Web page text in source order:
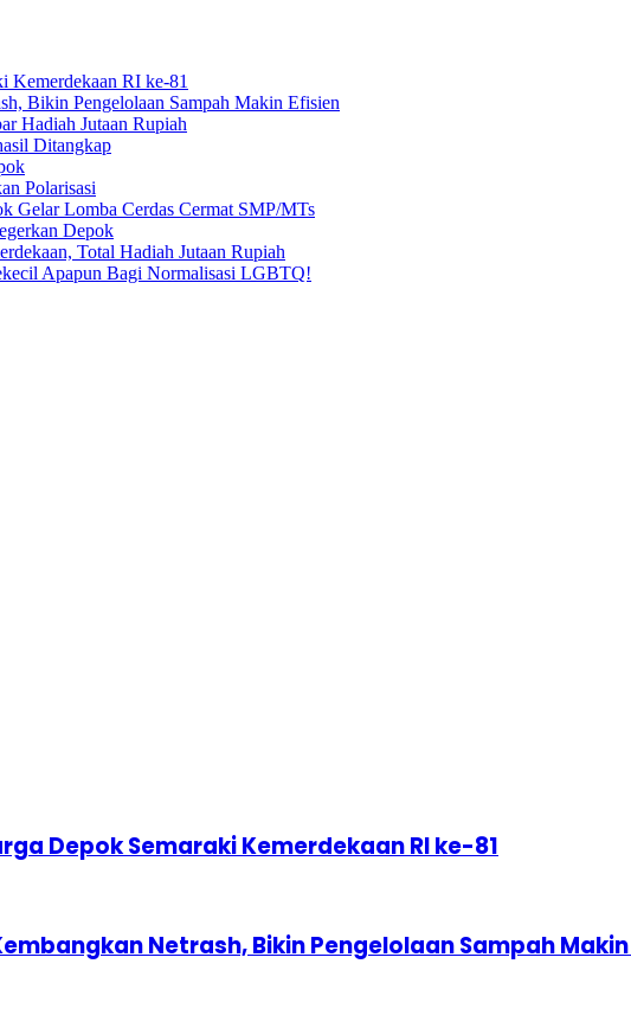
Kemerdekaan RI ke-81
Bikin Pengelolaan Sampah Makin Efisien
Hadiah Jutaan Rupiah
Ditangkap
Polarisasi
Gelar Lomba Cerdas Cermat SMP/MTs
Depok
Total Hadiah Jutaan Rupiah
Apapun Bagi Normalisasi LGBTQ!
Depok Semaraki Kemerdekaan RI ke-81
Netrash, Bikin Pengelolaan Sampah